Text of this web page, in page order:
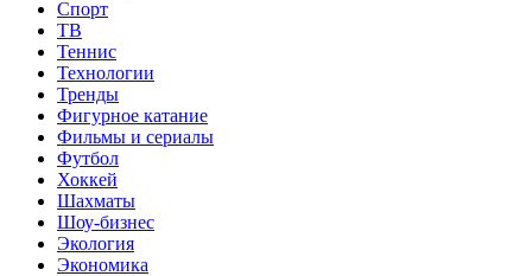
Спорт
ТВ
Теннис
Технологии
Тренды
Фигурное катание
Фильмы и сериалы
Футбол
Хоккей
Шахматы
Шоу-бизнес
Экология
Экономика